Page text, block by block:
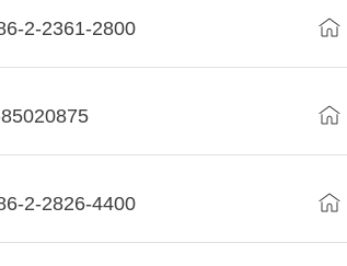
2-2361-2800
2-2826-4400